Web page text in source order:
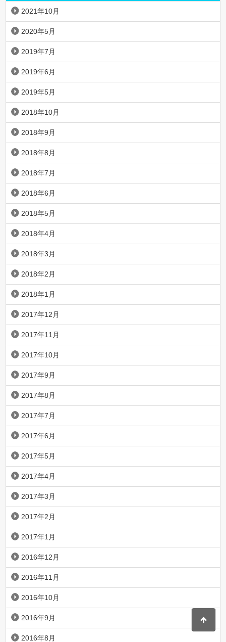
2021年10月
2020年5月
2019年7月
2019年6月
2019年5月
2018年10月
2018年9月
2018年8月
2018年7月
2018年6月
2018年5月
2018年4月
2018年3月
2018年2月
2018年1月
2017年12月
2017年11月
2017年10月
2017年9月
2017年8月
2017年7月
2017年6月
2017年5月
2017年4月
2017年3月
2017年2月
2017年1月
2016年12月
2016年11月
2016年10月
2016年9月
2016年8月